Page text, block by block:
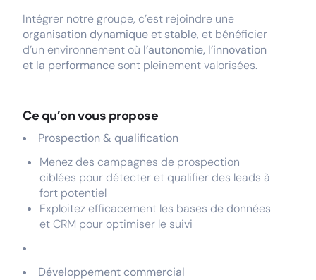
Intégrer notre groupe, c’est rejoindre une
organisation dynamique et stable, et bénéficier
d’un environnement où l’autonomie, l’innovation
et la performance sont pleinement valorisées.
Ce qu’on vous propose
Prospection & qualification
Menez des campagnes de prospection
ciblées pour détecter et qualifier des leads à
fort potentiel
Exploitez efficacement les bases de données
et CRM pour optimiser le suivi
Développement commercial